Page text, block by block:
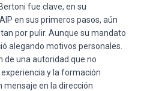
fue clave, en su
en sus primeros pasos, aún
por pulir. Aunque su mandato
alegando motivos personales.
de una autoridad que no
y la formación
en la dirección